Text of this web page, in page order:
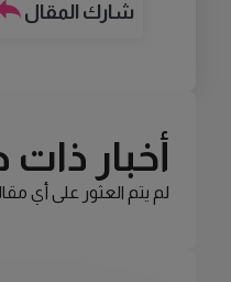
شارك المقال
أخبار
لم يتم العثور على أي